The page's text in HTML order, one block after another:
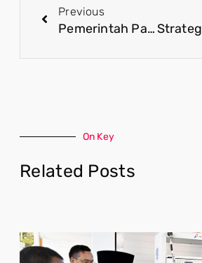
Previous
Pemerintah Pastikan Sekolah Rakyat Diawasi Secara Menyeluruh
On Key
Related Posts